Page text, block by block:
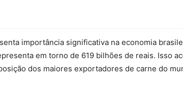
importância significativa na economia
em torno de 619 bilhões de reais. Isso
dos maiores exportadores de carne do